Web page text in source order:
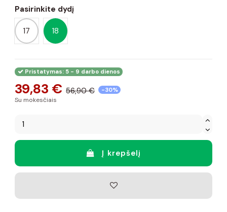
Pasirinkite dydį
17 18
Pristatymas: 5 - 9 darbo dienos
39,83 € 56,90 € -30%
Su mokesčiais
Į krepšelį